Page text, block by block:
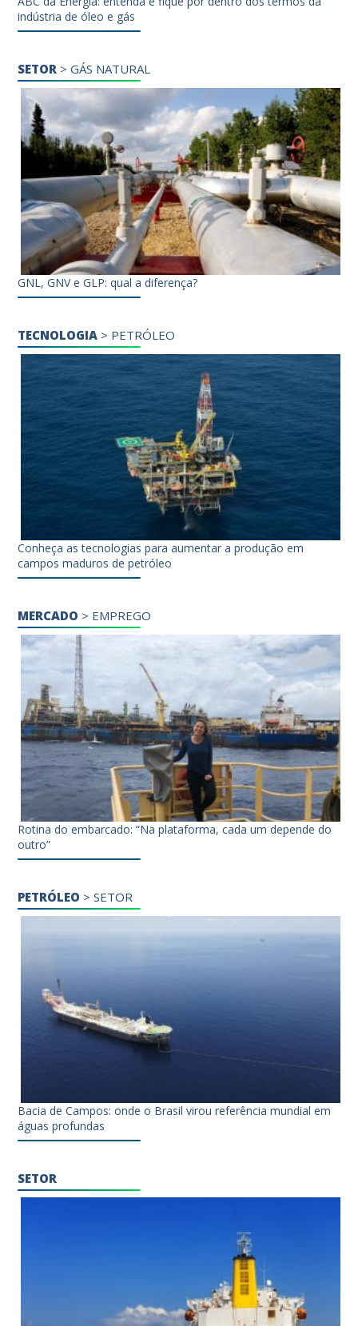
indústria de óleo e gás
SETOR >GÁS NATURAL
GNL, GNV e GLP: qual a diferença?
TECNOLOGIA > PETRÓLEO
Conheça as tecnologias para aumentar a produção em
campos maduros de petróleo
MERCADO > EMPREGO
Rotina do embarcado: “Na plataforma, cada um depende do
outro”
PETRÓLEO >SETOR
Bacia de Campos: onde o Brasil virou referência mundial em
águas profundas
SETOR